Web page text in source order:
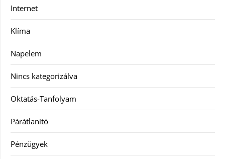
Internet
Klíma
Napelem
Nincs kategorizálva
Oktatás-Tanfolyam
Párátlanító
Pénzügyek